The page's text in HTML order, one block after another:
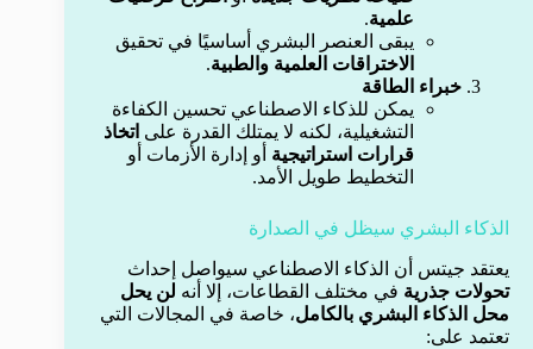
علمية.
يبقى العنصر البشري أساسيًا في تحقيق
الاختراقات العلمية والطبية.
خبراء الطاقة
يمكن للذكاء الاصطناعي تحسين الكفاءة
التشغيلية، لكنه لا يمتلك القدرة على اتخاذ
قرارات استراتيجية أو إدارة الأزمات أو
التخطيط طويل الأمد.
الذكاء البشري سيظل في الصدارة
يعتقد جيتس أن الذكاء الاصطناعي سيواصل إحداث
تحولات جذرية في مختلف القطاعات، إلا أنه لن يحل
محل الذكاء البشري بالكامل، خاصة في المجالات التي
تعتمد على: